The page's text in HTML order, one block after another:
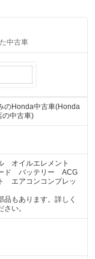
中古車
のHonda中古車(Honda
の中古車)
オイルエレメント
ド バッテリー ACG
エアコンコンプレッ
もあります。詳しく
い。